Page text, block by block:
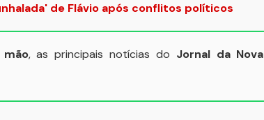
de Flávio após conflitos políticos
, as principais notícias do Jornal da Nova